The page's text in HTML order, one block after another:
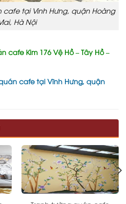
tại Vinh Hưng, quận Hoàng
Hà Nội
cafe Kim 176 Vệ Hồ – Tây Hồ –
cafe tại Vĩnh Hưng, quận